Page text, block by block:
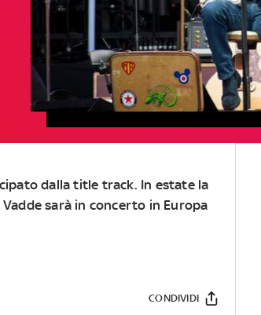
dalla title track. In estate la
sarà in concerto in Europa
CONDIVIDI